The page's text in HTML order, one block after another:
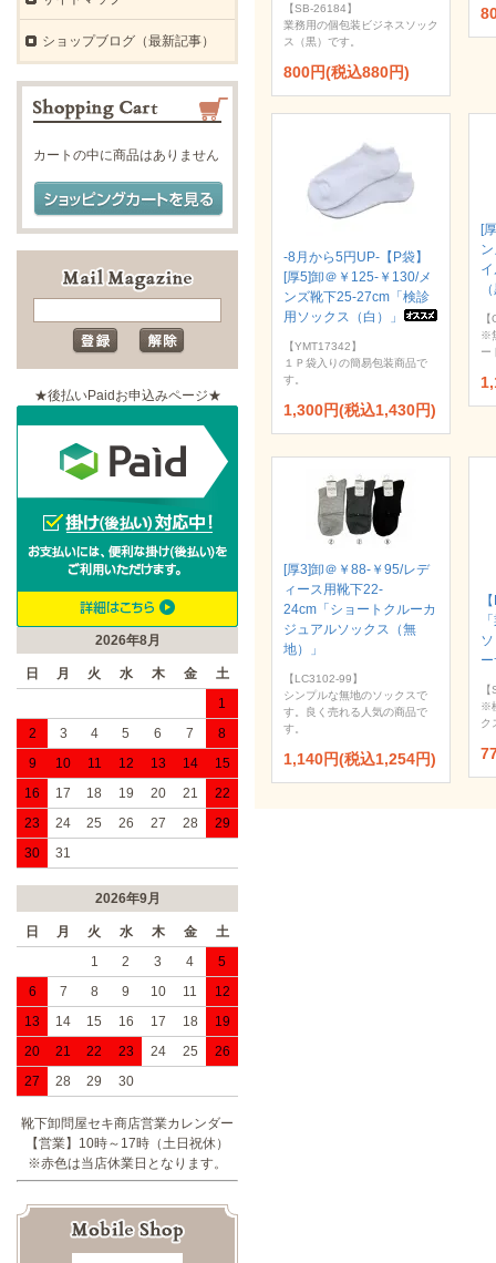
【SB-26184】
業務用の個包装ビジネスソック
ス（黒）です。
800円(税込880円)
-8月から5円UP-【P袋】
[厚5]卸＠￥125-￥130/メ
ンズ靴下25-27cm「検診
用ソックス（白）」
【YMT17342】
１Ｐ袋入りの簡易包装商品で
す。
1,300円(税込1,430円)
[
※
ー
[厚3]卸＠￥88-￥95/レデ
ィース用靴下22-
24cm「ショートクルーカ
ジュアルソックス（無
地）」
【LC3102-99】
シンプルな無地のソックスで
す。良く売れる人気の商品で
す。
1,140円(税込1,254円)
※
ク
ショップブログ（最新記事）
カートの中に商品はありません
★後払いPaidお申込みページ★
2026年8月
日 月 火 水 木 金
土
1
2
3 4 5 6 7
8
9
10 11 12 13 14
15
16
17 18 19 20 21
22
23
24 25 26 27 28
29
30
31
2026年9月
日 月 火 水 木 金
土
1
2 3 4
5
6
7 8 9 10 11
12
13
14 15 16 17 18
19
20
21 22 23 24 25
26
27
28 29 30
靴下卸問屋セキ商店営業カレンダー
【営業】10時～17時（土日祝休）
※赤色は当店休業日となります。